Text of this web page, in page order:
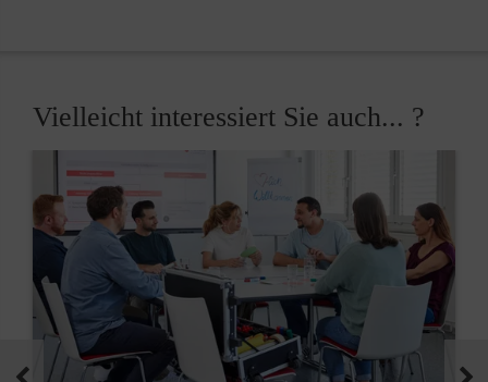
Vielleicht interessiert Sie auch... ?